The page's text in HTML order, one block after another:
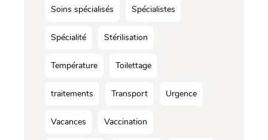
Soins spécialisés Spécialistes
Spécialité Stérilisation
Température Toilettage
traitements Transport Urgence
Vacances Vaccination